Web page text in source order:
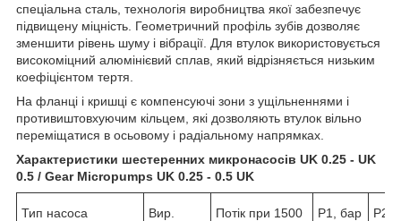
спеціальна сталь, технологія виробництва якої забезпечує
підвищену міцність. Геометричний профіль зубів дозволяє
зменшити рівень шуму і вібрації. Для втулок використовується
високоміцний алюмінієвий сплав, який відрізняється низьким
коефіцієнтом тертя.
На фланці і кришці є компенсуючі зони з ущільненнями і
противиштовхуючим кільцем, які дозволяють втулок вільно
переміщатися в осьовому і радіальному напрямках.
Характеристики шестеренних микронасосів UK 0.25 - UK
0.5 / Gear Micropumps UK 0.25 - 0.5 UK
Тип насоса
Вир.
Потік при 1500
Р1, бар Р2,